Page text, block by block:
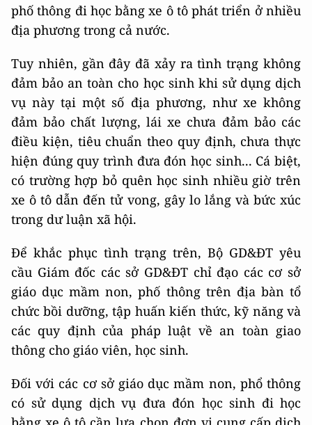
phố thông đi học bằng xe ô tô phát triển ở nhiều
địa phương trong cả nước.
Tuy nhiên, gần đây đã xảy ra tình trạng không
đảm bảo an toàn cho học sinh khi sử dụng dịch
vụ này tại một số địa phương, như xe không
đảm bảo chất lượng, lái xe chưa đảm bảo các
điều kiện, tiêu chuẩn theo quy định, chưa thực
hiện đúng quy trình đưa đón học sinh... Cá biệt,
có trường hợp bỏ quên học sinh nhiều giờ trên
xe ô tô dẫn đến tử vong, gây lo lắng và bức xúc
trong dư luận xã hội.
Để khắc phục tình trạng trên, Bộ GD&ĐT yêu
cầu Giám đốc các sở GD&ĐT chỉ đạo các cơ sở
giáo dục mầm non, phố thông trên địa bàn tổ
chức bồi dưỡng, tập huấn kiến thức, kỹ năng và
các quy định của pháp luật về an toàn giao
thông cho giáo viên, học sinh.
Đối với các cơ sở giáo dục mầm non, phổ thông
có sử dụng dịch vụ đưa đón học sinh đi học